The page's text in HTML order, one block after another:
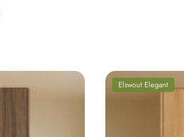
Elswout Elegant